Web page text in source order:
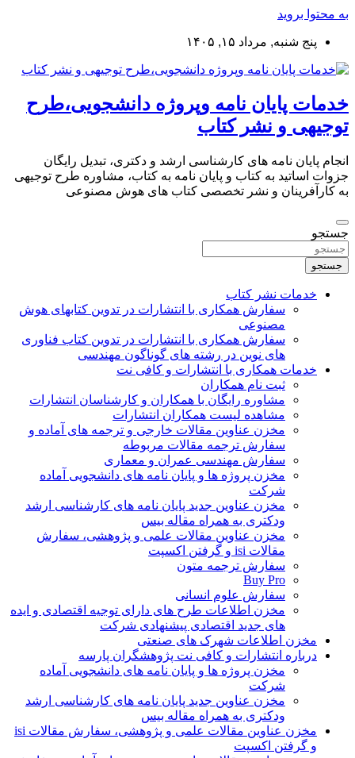
به محتوا بروید
پنج شنبه, مرداد ۱۵, ۱۴۰۵
خدمات پایان نامه وپروژه دانشجویی،طرح
توجیهی و نشر کتاب
انجام پایان نامه های کارشناسی ارشد و دکتری، تبدیل رایگان
جزوات اساتید به کتاب و پایان نامه به کتاب، مشاوره طرح توجیهی
به کارآفرینان و نشر تخصصی کتاب های هوش مصنوعی
جستجو
جستجو
خدمات نشر کتاب
سفارش همکاری با انتشارات در تدوین کتابهای هوش
مصنوعی
سفارش همکاری با انتشارات در تدوین کتاب فناوری
های نوین در رشته های گوناگون مهندسی
خدمات همکاری با انتشارات و کافی نت
ثبت نام همکاران
مشاوره رایگان با همکاران و کارشناسان انتشارات
مشاهده لیست همکاران انتشارات
مخزن عناوین مقالات خارجی و ترجمه های آماده و
سفارش ترجمه مقالات مربوطه
سفارش مهندسی عمران و معماری
مخزن پروژه ها و پایان نامه های دانشجویی آماده
شرکت
مخزن عناوین جدید پایان نامه های کارشناسی ارشد
ودکتری به همراه مقاله بیس
مخزن عناوین مقالات علمی و پژوهشی، سفارش
مقالات isi و گرفتن اکسپت
سفارش ترجمه متون
Buy Pro
سفارش علوم انسانی
مخزن اطلاعات طرح های دارای توجیه اقتصادی و ایده
های جدید اقتصادی پیشنهادی شرکت
مخزن اطلاعات شهرک های صنعتی
درباره انتشارات و کافی نت پژوهشگران پارسه
مخزن پروژه ها و پایان نامه های دانشجویی آماده
شرکت
مخزن عناوین جدید پایان نامه های کارشناسی ارشد
ودکتری به همراه مقاله بیس
مخزن عناوین مقالات علمی و پژوهشی، سفارش مقالات isi
و گرفتن اکسپت